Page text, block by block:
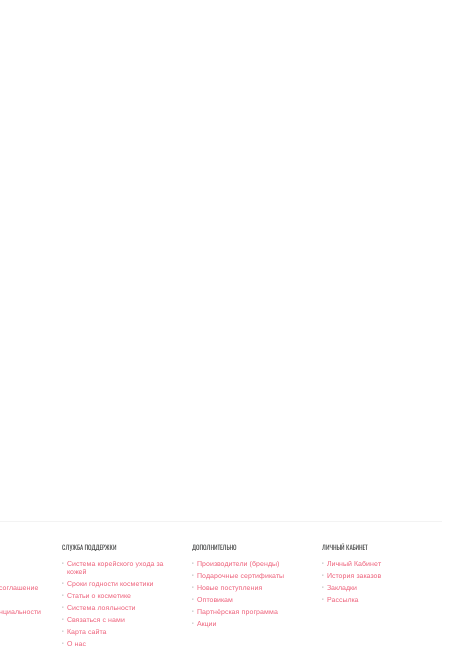
СЛУЖБА ПОДДЕРЖКИ
Система корейского ухода за
кожей
Сроки годности косметики
Статьи о косметике
Система лояльности
Связаться с нами
Карта сайта
О нас
ДОПОЛНИТЕЛЬНО
Производители (бренды)
Подарочные сертификаты
Новые поступления
Оптовикам
Партнёрская программа
Акции
ЛИЧНЫЙ КАБИНЕТ
Личный Кабинет
История заказов
Закладки
Рассылка